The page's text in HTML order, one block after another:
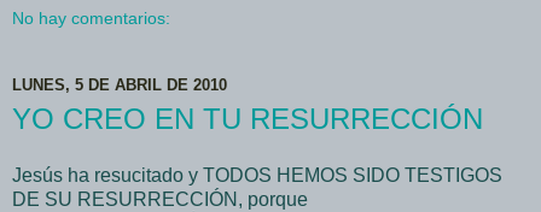
No hay comentarios:
LUNES, 5 DE ABRIL DE 2010
YO CREO EN TU RESURRECCIÓN
Jesús ha resucitado y TODOS HEMOS SIDO TESTIGOS
DE SU RESURRECCIÓN, porque